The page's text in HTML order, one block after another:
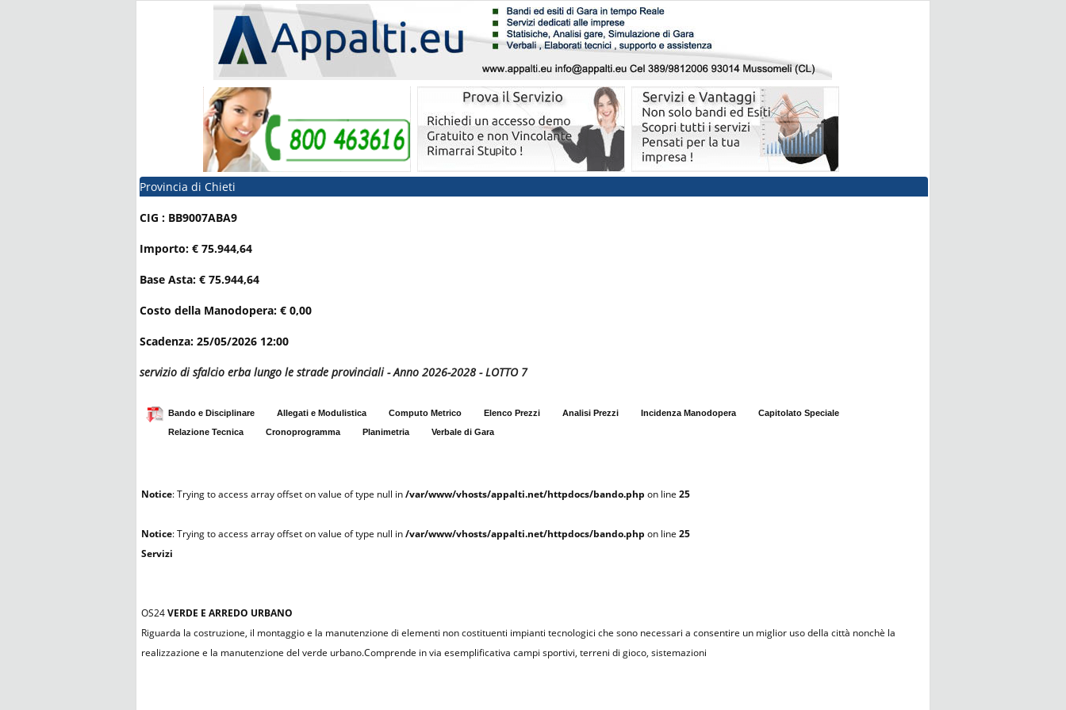
Provincia di Chieti
CIG : BB9007ABA9
Importo: € 75.944,64
Base Asta: € 75.944,64
Costo della Manodopera: € 0,00
Scadenza: 25/05/2026 12:00
servizio di sfalcio erba lungo le strade provinciali - Anno 2026-2028 - LOTTO 7
Bando e Disciplinare Allegati e Modulistica Computo Metrico Elenco Prezzi Analisi Prezzi Incidenza Manodopera
Capitolato Speciale
Relazione Tecnica
Cronoprogramma Planimetria Verbale di Gara
Notice: Trying to access array offset on value of type null in/var/www/vhosts/appalti.net/httpdocs/bando.php on line 25
Notice: Trying to access array offset on value of type null in/var/www/vhosts/appalti.net/httpdocs/bando.php on line 25
Servizi
OS24VERDE E ARREDO URBANO
Riguarda la costruzione, il montaggio e la manutenzione di elementi non costituenti impianti tecnologici che sono necessari a consentire un miglior uso della città nonchè la
realizzazione e la manutenzione del verde urbano.Comprende in via esemplificativa campi sportivi, terreni di gioco, sistemazioni